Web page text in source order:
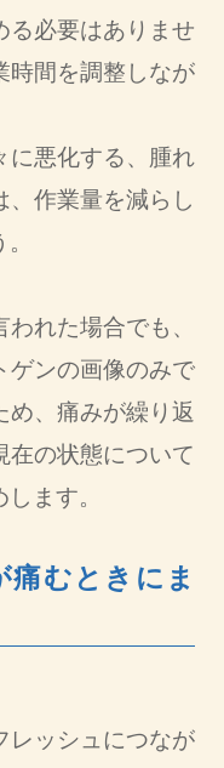
る必要はありませ
時間を調整しなが
に悪化する、腫れ
作業量を減らし
れた場合でも、
ゲンの画像のみで
め、痛みが繰り返
在の状態について
ます。
痛むときにま
レッシュにつなが